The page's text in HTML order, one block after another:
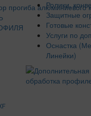
Ролики,
Защитные
Готовые
Услуги по
Оснастка
Линейки)